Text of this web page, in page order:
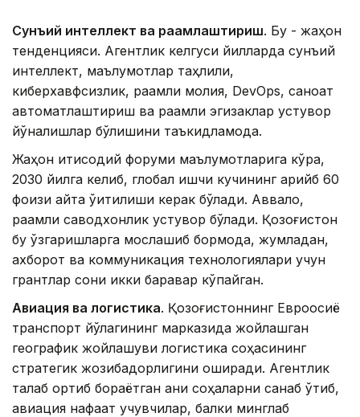
Сунъий интеллект ва рақамлаштириш. Бу - жаҳон
тенденцияси. Агентлик келгуси йилларда сунъий
интеллект, маълумотлар таҳлили,
киберхавфсизлик, рақамли молия, DevOps, саноат
автоматлаштириш ва рақамли эгизаклар устувор
йўналишлар бўлишини таъкидламоқда.
Жаҳон иқтисодий форуми маълумотларига кўра,
2030 йилга келиб, глобал ишчи кучининг қарийб 60
фоизи қайта ўқитилиши керак бўлади. Аввало,
рақамли саводхонлик устувор бўлади. Қозоғистон
бу ўзгаришларга мослашиб бормоқда, жумладан,
ахборот ва коммуникация технологиялари учун
грантлар сони икки баравар кўпайган.
Авиация ва логистика. Қозоғистоннинг Евроосиё
транспорт йўлагининг марказида жойлашган
географик жойлашуви логистика соҳасининг
стратегик жозибадорлигини оширади. Агентлик
талаб ортиб бораётган аниқ соҳаларни санаб ўтиб,
авиация нафақат учувчилар, балки минглаб